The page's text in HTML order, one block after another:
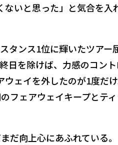
いと思った」と気合を入
タンス1位に輝いたツアー
日を除けば、力感のコン
ェイを外したのが1度だ
フェアウェイキープとテ
だ向上心にあふれている